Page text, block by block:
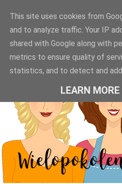
This site uses cookies from
and to analyze traffic. Your IP
shared with Google along with
metrics to ensure quality of
statistics, and to detect and
LEARN MORE